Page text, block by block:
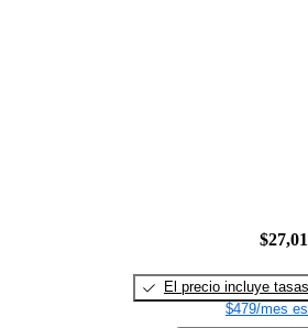
El precio incluye tasas
$479/mes